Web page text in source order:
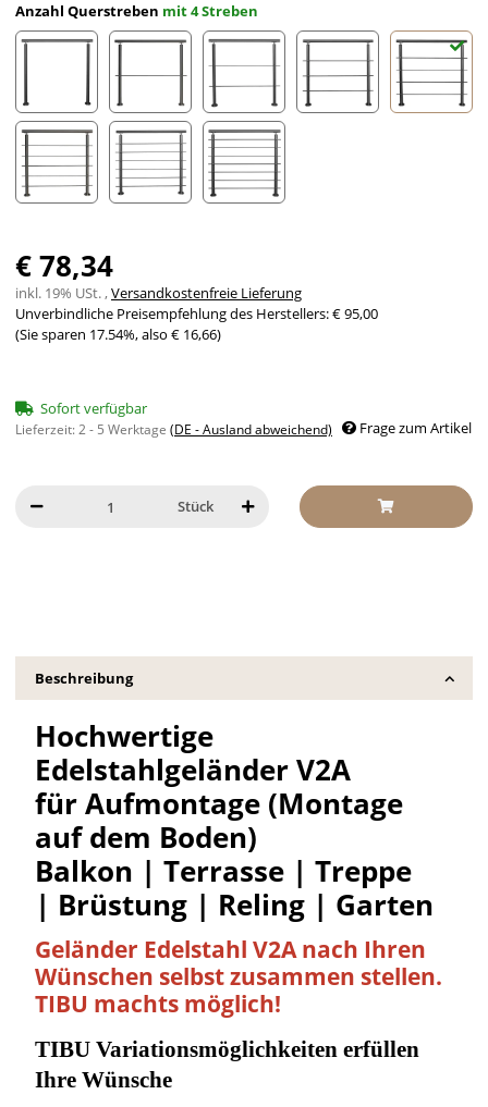
Anzahl Querstreben mit 4 Streben
ohne Streben mit 1 Strebe mit 2 Streben
€ 78,34
inkl. 19% USt. ,Versandkostenfreie Lieferung
Unverbindliche Preisempfehlung des Herstellers:€ 95,00
(Sie sparen 17.54%, also € 16,66)
Sofort verfügbar
Lieferzeit:2 - 5 Werktage (DE - Ausland abweichend) Frage zum Artikel
Stück
Beschreibung
Hochwertige
Edelstahlgeländer V2A
für Aufmontage (Montage
auf dem Boden)
Balkon | Terrasse | Treppe
| Brüstung | Reling | Garten
Geländer Edelstahl V2A nach Ihren
Wünschen selbstzusammen stellen.
TIBU machts möglich!
TIBU Variationsmöglichkeitenerfüllen
Ihre Wünsche